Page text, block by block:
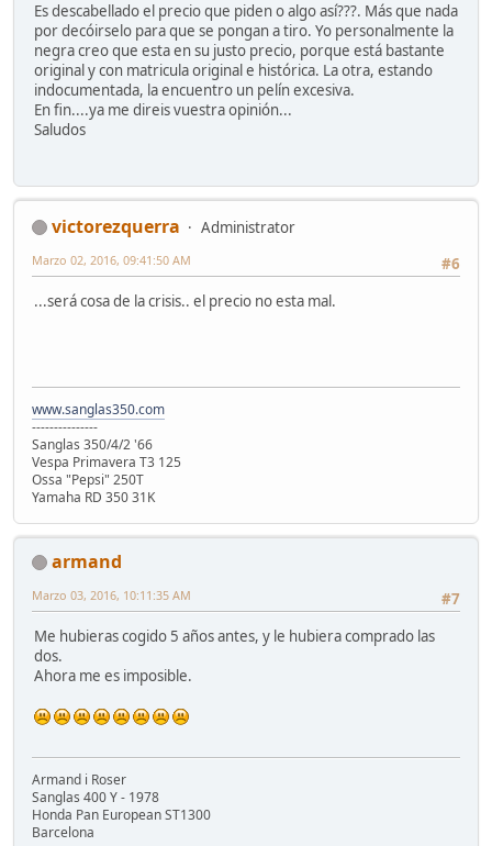
Es descabellado el precio que piden o algo así???. Más que nada
por decóirselo para que se pongan a tiro. Yo personalmente la
negra creo que esta en su justo precio, porque está bastante
original y con matricula original e histórica. La otra, estando
indocumentada, la encuentro un pelín excesiva.
En fin....ya me direis vuestra opinión...
Saludos
victorezquerra
Administrator
#6
Marzo 02, 2016, 09:41:50 AM
...será cosa de la crisis.. el precio no esta mal.
www.sanglas350.com
---------------
Sanglas 350/4/2 '66
Vespa Primavera T3 125
Ossa "Pepsi" 250T
Yamaha RD 350 31K
armand
#7
Marzo 03, 2016, 10:11:35 AM
Me hubieras cogido 5 años antes, y le hubiera comprado las
dos.
Ahora me es imposible.
Armand i Roser
Sanglas 400 Y - 1978
Honda Pan European ST1300
Barcelona